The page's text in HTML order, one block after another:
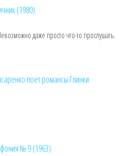
(1980)
даже просто что-то прослушать.
поет романсы Глинки
№ 9 (1963)